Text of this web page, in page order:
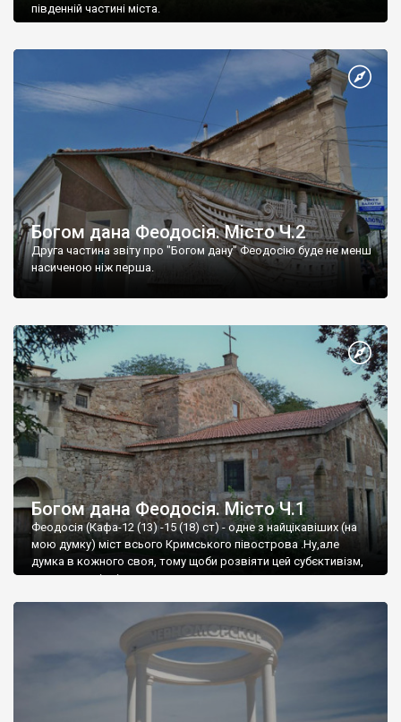
південній частині міста.
Богом дана Феодосія. Місто Ч.2
Друга частина звіту про "Богом дану" Феодосію буде не менш
насиченою ніж перша.
Богом дана Феодосія. Місто Ч.1
Феодосія (Кафа-12 (13) -15 (18) ст) - одне з найцікавіших (на
мою думку) міст всього Кримського півострова .Ну,але
думка в кожного своя, тому щоби розвіяти цей субєктивізм,
запрошую відвідати це